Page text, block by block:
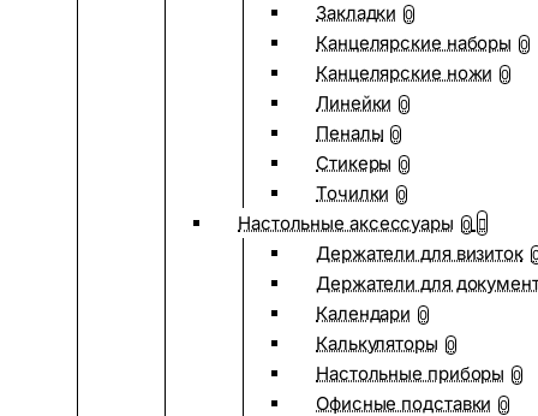
Закладки 0
Канцелярские наборы 0
Канцелярские ножи 0
Линейки 0
Пеналы 0
Стикеры 0
Точилки 0
Настольные аксессуары 0
Держатели для визиток
Держатели для
Календари 0
Калькуляторы 0
Настольные приборы 0
Офисные подставки 0